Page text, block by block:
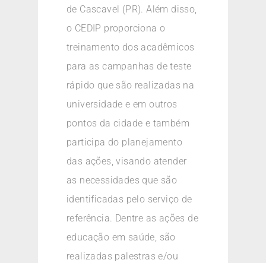
de Cascavel (PR). Além disso,
o CEDIP proporciona o
treinamento dos acadêmicos
para as campanhas de teste
rápido que são realizadas na
universidade e em outros
pontos da cidade e também
participa do planejamento
das ações, visando atender
as necessidades que são
identificadas pelo serviço de
referência. Dentre as ações de
educação em saúde, são
realizadas palestras e/ou